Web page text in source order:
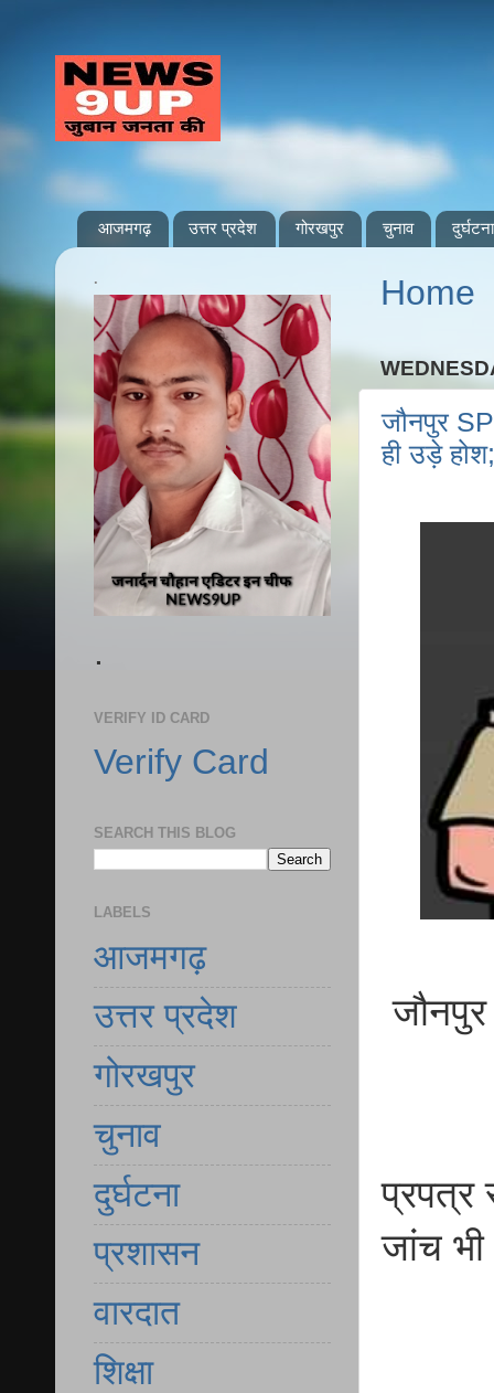
आजमगढ़ उत्तर प्रदेश गोरखपुर चुनाव दुर्घटना
Home
जौनपुर
ही उड़े
प्रपत्र
जांच भी
.
.
VERIFY ID CARD
Verify Card
SEARCH THIS BLOG
LABELS
आजमगढ़
उत्तर प्रदेश
गोरखपुर
चुनाव
दुर्घटना
प्रशासन
वारदात
शिक्षा